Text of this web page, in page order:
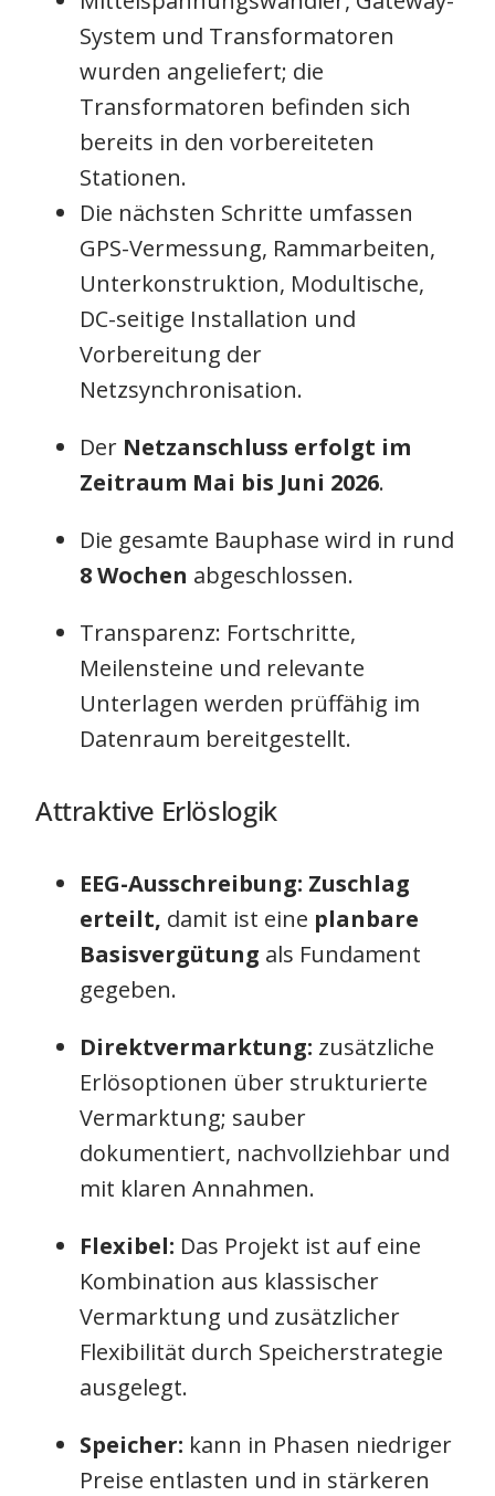
System und Transformatoren
wurden angeliefert; die
Transformatoren befinden sich
bereits in den vorbereiteten
Stationen.
Die nächsten Schritte umfassen
GPS-Vermessung, Rammarbeiten,
Unterkonstruktion, Modultische,
DC-seitige Installation und
Vorbereitung der
Netzsynchronisation.
Der Netzanschluss erfolgt im
Zeitraum Mai bis Juni 2026.
Die gesamte Bauphase wird in rund
8 Wochen abgeschlossen.
Transparenz: Fortschritte,
Meilensteine und relevante
Unterlagen werden prüffähig im
Datenraum bereitgestellt.
Attraktive Erlöslogik
EEG-Ausschreibung: Zuschlag
erteilt, damit ist eine planbare
Basisvergütung als Fundament
gegeben.
Direktvermarktung: zusätzliche
Erlösoptionen über strukturierte
Vermarktung; sauber
dokumentiert, nachvollziehbar und
mit klaren Annahmen.
Flexibel: Das Projekt ist auf eine
Kombination aus klassischer
Vermarktung und zusätzlicher
Flexibilität durch Speicherstrategie
ausgelegt.
Speicher: kann in Phasen niedriger
Preise entlasten und in stärkeren